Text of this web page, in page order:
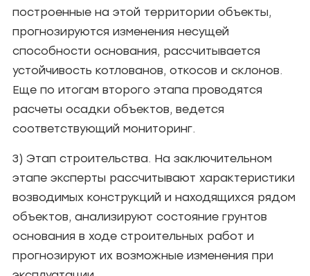
построенные на этой территории объекты,
прогнозируются изменения несущей
способности основания, рассчитывается
устойчивость котлованов, откосов и склонов.
Еще по итогам второго этапа проводятся
расчеты осадки объектов, ведется
соответствующий мониторинг.
3) Этап строительства. На заключительном
этапе эксперты рассчитывают характеристики
возводимых конструкций и находящихся рядом
объектов, анализируют состояние грунтов
основания в ходе строительных работ и
прогнозируют их возможные изменения при